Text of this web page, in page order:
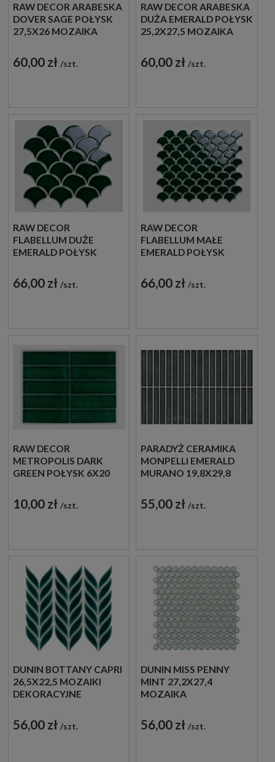
RAW DECOR ARABESKA
DOVER SAGE POŁYSK
27,5X26 MOZAIKA
60,00 zł szt.
RAW DECOR ARABESKA
DUŻA EMERALD POŁYSK
25,2X27,5 MOZAIKA
60,00 zł szt.
RAW DECOR
FLABELLUM DUŻE
EMERALD POŁYSK
DEKORACYJNA
66,00 zł szt.
RAW DECOR
FLABELLUM MAŁE
EMERALD POŁYSK
DEKORACYJNA
66,00 zł szt.
RAW DECOR
METROPOLIS DARK
GREEN POŁYSK 6X20
DEKORACYJNA
10,00 zł szt.
PARADYŻ CERAMIKA
MONPELLI EMERALD
MURANO 19,8X29,8
DEKORACYJNA
55,00 zł szt.
DUNIN BOTTANY CAPRI
26,5X22,5 MOZAIKI
DEKORACYJNE
56,00 zł szt.
DUNIN MISS PENNY
MINT 27,2X27,4
MOZAIKA
56,00 zł szt.